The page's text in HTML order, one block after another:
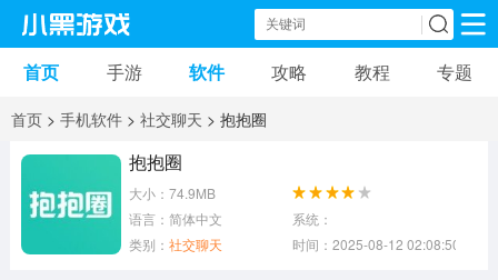
手机游戏 手机软件
安卓游戏
益智游戏 音乐游戏 传奇游戏
首页 手游 软件 攻略 教程 专题
首页 > 手机软件 > 社交聊天 > 抱抱圈
抱抱圈
大小：74.9MB
语言：简体中文
系统：
类别： 社交聊天 时间：2025-08-12 02:08:50